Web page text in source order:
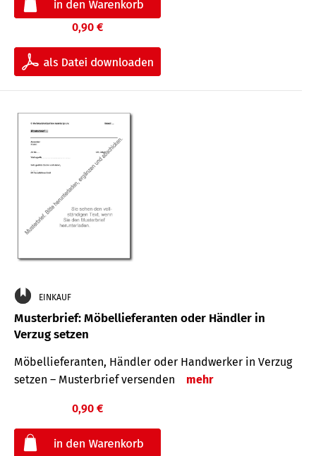
0,90 €
EINKAUF
Musterbrief: Möbellieferanten oder Händler in
Verzug setzen
Möbellieferanten, Händler oder Handwerker in Verzug
setzen – Musterbrief versenden
mehr
0,90 €